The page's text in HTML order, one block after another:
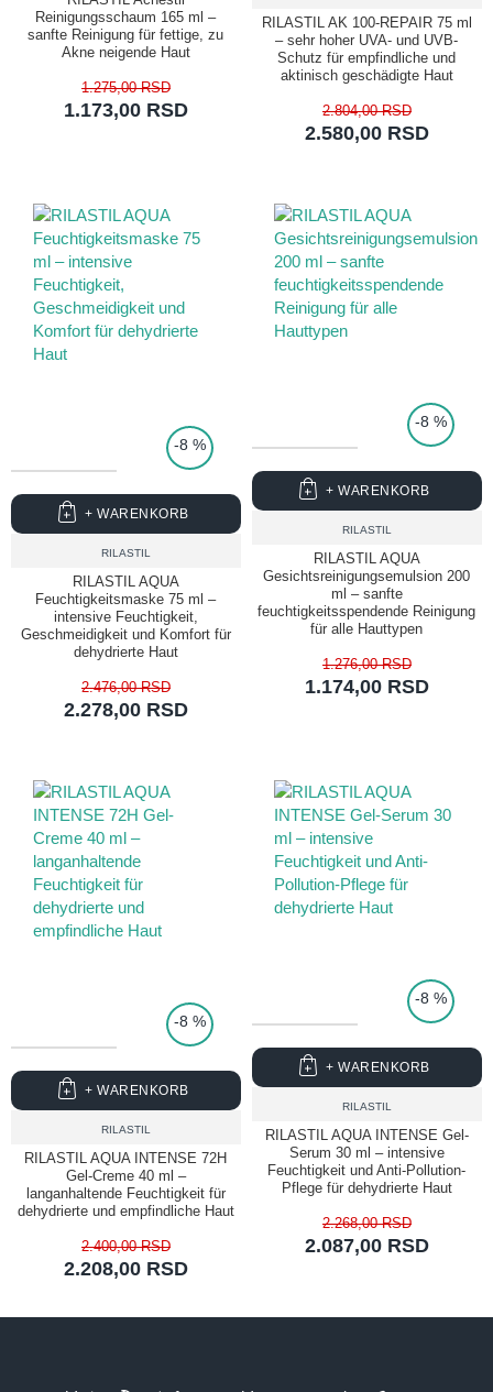
Reinigungsschaum 165 ml –
sanfte Reinigung für fettige, zu
Akne neigende Haut
1.173,00 RSD
1.275,00 RSD
RILASTIL AK 100-REPAIR 75 ml
– sehr hoher UVA- und UVB-
Schutz für empfindliche und
aktinisch geschädigte Haut
2.580,00 RSD
2.804,00 RSD
-8 %
RILASTIL
RILASTIL AQUA
Feuchtigkeitsmaske 75 ml –
intensive Feuchtigkeit,
Geschmeidigkeit und Komfort für
dehydrierte Haut
2.278,00 RSD
2.476,00 RSD
+ WARENKORB
-8 %
RILASTIL
RILASTIL AQUA
Gesichtsreinigungsemulsion 200
ml – sanfte
feuchtigkeitsspendende Reinigung
für alle Hauttypen
1.174,00 RSD
1.276,00 RSD
+ WARENKORB
-8 %
RILASTIL
RILASTIL AQUA INTENSE 72H
Gel-Creme 40 ml –
langanhaltende Feuchtigkeit für
dehydrierte und empfindliche Haut
2.208,00 RSD
2.400,00 RSD
+ WARENKORB
-8 %
RILASTIL
RILASTIL AQUA INTENSE Gel-
Serum 30 ml – intensive
Feuchtigkeit und Anti-Pollution-
Pflege für dehydrierte Haut
2.087,00 RSD
2.268,00 RSD
+ WARENKORB